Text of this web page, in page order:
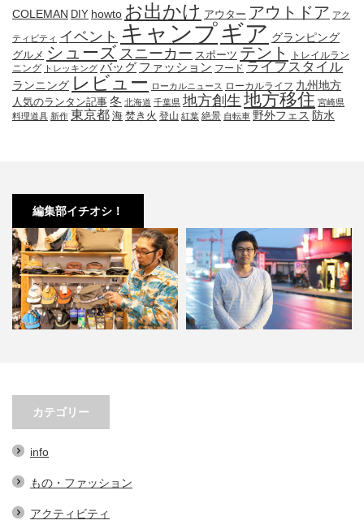
COLEMAN DIY howto お出かけ アウター アウトドア アク
ティビティ イベント キャンプギア グランピング
グルメ シューズ スニーカー スポーツ テント
トレイルラン
ニング
トレッキング バッグ ファッション フード ライフスタイル
ランニング レビュー ローカルニュース ローカルライフ 九州地方
人気のランタン記事 冬 北海道 千葉県 地方創生 地方移住 宮崎県
料理道具 新作 東京都 海 焚き火 登山 紅葉 絶景 自転車 野外フェス 防水
編集部イチオシ！
春先必須！KAVUの帽子３選。オ
シャレで実用的なアイテム…
カテゴリー
info
もの・ファッション
アクティビティ